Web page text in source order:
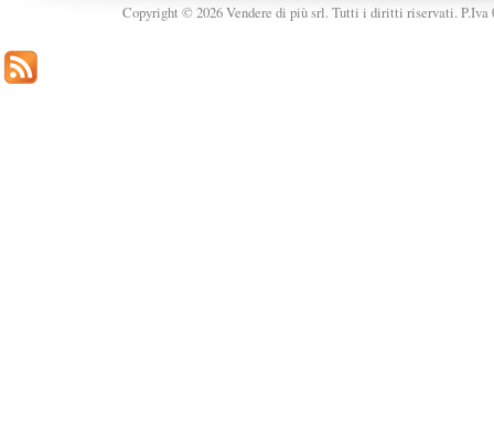
Copyright © 2026 Vendere di più srl. Tutti i diritti riservati. P.Iva